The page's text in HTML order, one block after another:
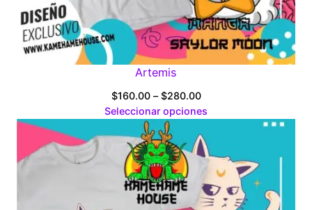
Artemis
$160.00 – $280.00Price
range:
through
$280.00
Seleccionar opciones